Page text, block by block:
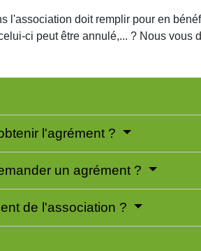
l'association doit remplir pour en
ci peut être annulé,... ? Nous vous
l'agrément ?
un agrément ?
de l'association ?